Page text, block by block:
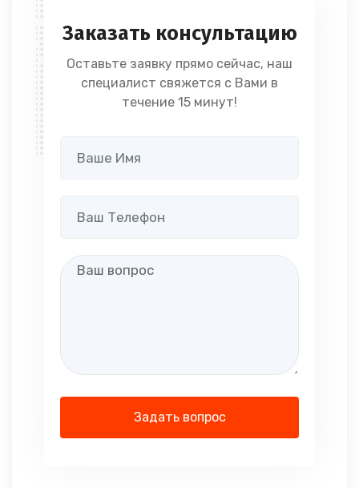
Заказать консультацию
Оставьте заявку прямо сейчас, наш
специалист свяжется с Вами в
течение 15 минут!